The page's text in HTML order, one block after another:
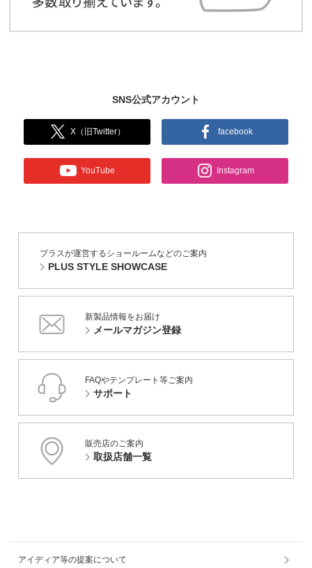
SNS公式アカウント
X（旧Twitter） facebook
YouTube Instagram
プラスが運営するショールームなどのご案内
PLUS STYLE SHOWCASE
新製品情報をお届け
メールマガジン登録
FAQやテンプレート等ご案内
サポート
販売店のご案内
取扱店舗一覧
アイディア等の提案について